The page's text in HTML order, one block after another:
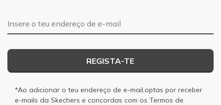
Endereço de e-mail
REGISTA-TE
*Ao adicionar o teu endereço de e-mail,optas por receber
e-mails da Skechers e concordas com os Termos de